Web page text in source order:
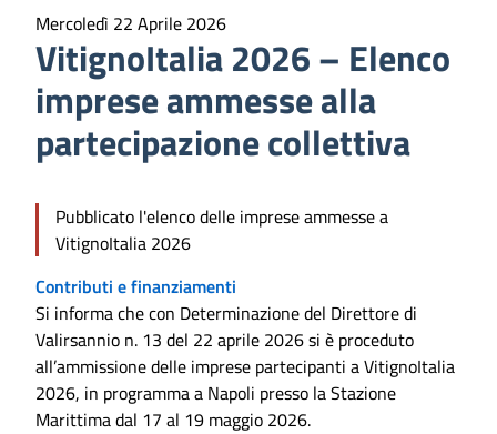
Mercoledì 22 Aprile 2026
VitignoItalia 2026 – Elenco
imprese ammesse alla
partecipazione collettiva
Pubblicato l'elenco delle imprese ammesse a
VitignoItalia 2026
Contributi e finanziamenti
Si informa che con Determinazione del Direttore di
Valirsannio n. 13 del 22 aprile 2026 si è proceduto
all’ammissione delle imprese partecipanti a VitignoItalia
2026, in programma a Napoli presso la Stazione
Marittima dal 17 al 19 maggio 2026.